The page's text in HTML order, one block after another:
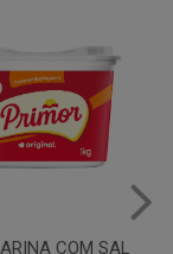
COM SAL